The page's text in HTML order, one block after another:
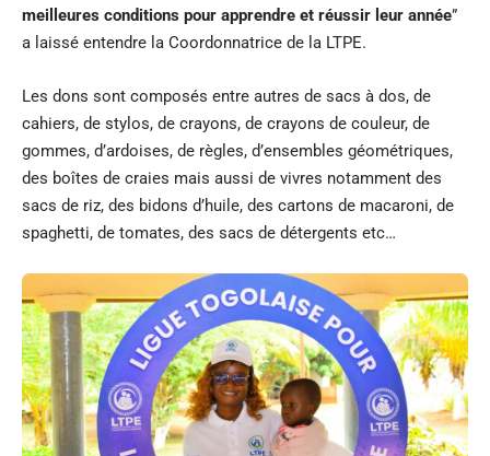
meilleures conditions pour apprendre et réussir leur année”
a laissé entendre la Coordonnatrice de la LTPE.
Les dons sont composés entre autres de sacs à dos, de
cahiers, de stylos, de crayons, de crayons de couleur, de
gommes, d’ardoises, de règles, d’ensembles géométriques,
des boîtes de craies mais aussi de vivres notamment des
sacs de riz, des bidons d’huile, des cartons de macaroni, de
spaghetti, de tomates, des sacs de détergents etc…